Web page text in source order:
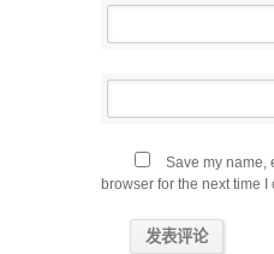
Save my name,
browser for the next time I